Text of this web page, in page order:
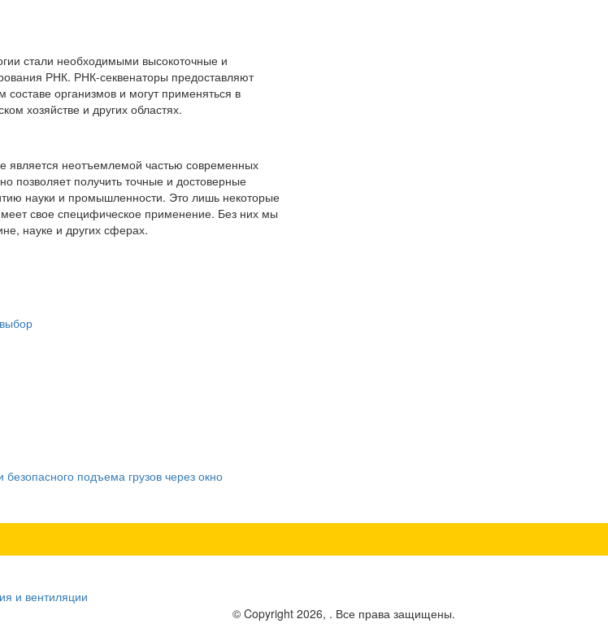
стали необходимыми высокоточные и
РНК. РНК-секвенаторы предоставляют
организмов и могут применяться в
хозяйстве и других областях.
является неотъемлемой частью современных
позволяет получить точные и достоверные
науки и промышленности. Это лишь некоторые
свое специфическое применение. Без них мы
науке и других сферах.
безопасного подъема грузов через окно
и вентиляции
© Copyright 2026, . Все права защищены.